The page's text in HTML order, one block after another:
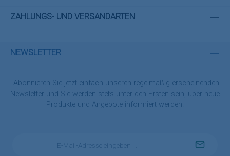
ZAHLUNGS- UND VERSANDARTEN
NEWSLETTER
Abonnieren Sie jetzt einfach unseren regelmäßig erscheinenden
Newsletter und Sie werden stets unter den Ersten sein, über neue
Produkte und Angebote informiert werden.